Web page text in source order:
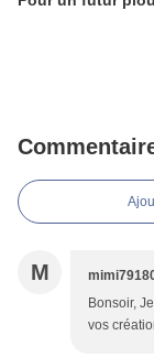
M
Bonsoir,
vos